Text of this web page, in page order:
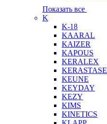
Показать все
K
K-18
KAARAL
KAIZER
KAPOUS
KERALEX
KERASTASE
KEUNE
KEYDAY
KEZY
KIMS
KINETICS